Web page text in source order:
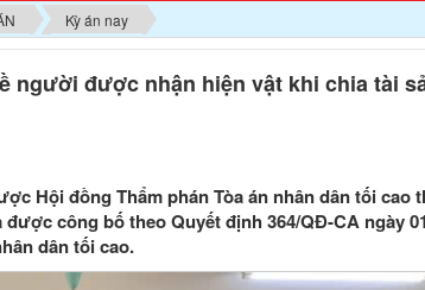
Kỳ án nay
người được nhận hiện vật khi chia tài
Hội đồng Thẩm phán Tòa án nhân dân tối cao
được công bố theo Quyết định 364/QĐ-CA ngày
dân tối cao.